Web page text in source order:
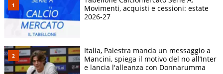
Movimenti, acquisti e cessioni: estate
2026-27
Italia, Palestra manda un messaggio a
Mancini, spiega il motivo del no all’Inter
e lancia l'alleanza con Donnarumma